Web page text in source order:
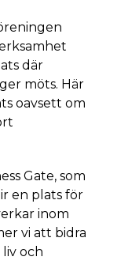
där
möts. Här
oavsett om
Gate, som
en plats för
inom
vi att bidra
och